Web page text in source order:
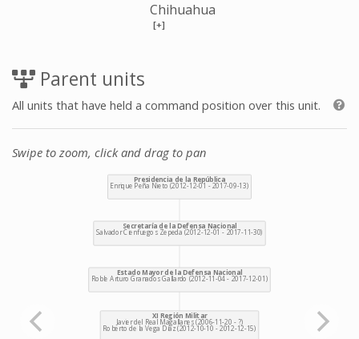
Chihuahua
[+]
Parent units
All units that have held a command position over this unit.
Swipe to zoom, click and drag to pan